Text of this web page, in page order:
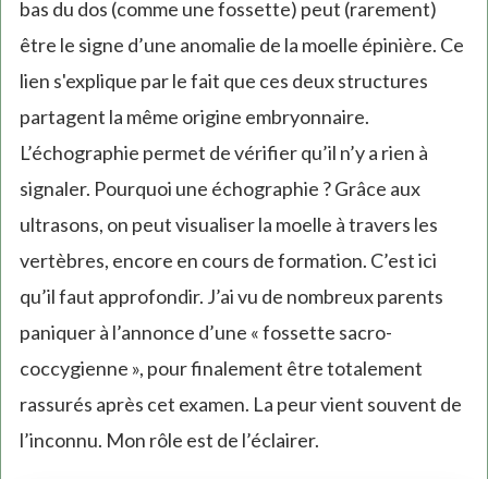
bas du dos (comme une fossette) peut (rarement)
être le signe d’une anomalie de la moelle épinière. Ce
lien s'explique par le fait que ces deux structures
partagent la même origine embryonnaire.
L’échographie permet de vérifier qu’il n’y a rien à
signaler. Pourquoi une échographie ? Grâce aux
ultrasons, on peut visualiser la moelle à travers les
vertèbres, encore en cours de formation. C’est ici
qu’il faut approfondir. J’ai vu de nombreux parents
paniquer à l’annonce d’une « fossette sacro-
coccygienne », pour finalement être totalement
rassurés après cet examen. La peur vient souvent de
l’inconnu. Mon rôle est de l’éclairer.